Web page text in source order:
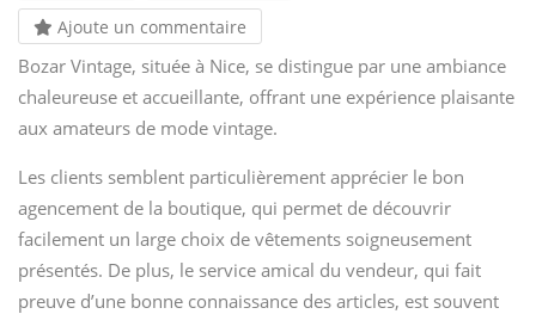
Ajoute un commentaire
Bozar Vintage, située à Nice, se distingue par une ambiance
chaleureuse et accueillante, offrant une expérience plaisante
aux amateurs de mode vintage.
Les clients semblent particulièrement apprécier le bon
agencement de la boutique, qui permet de découvrir
facilement un large choix de vêtements soigneusement
présentés. De plus, le service amical du vendeur, qui fait
preuve d’une bonne connaissance des articles, est souvent